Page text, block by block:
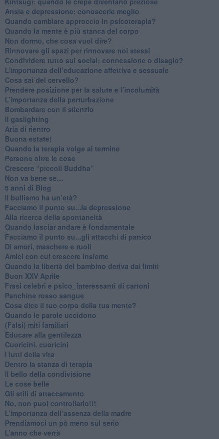
Ansia e depressione: conoscerle meglio
Quando cambiare approccio in psicoterapia?
​Quando la mente è più stanca del corpo
Non dormo, che cosa vuol dire?
​Rinnovare gli spazi per rinnovare noi stessi
​Condividere tutto sui social: connessione o disagio?
​L’importanza dell’educazione affettiva e sessuale
​Cosa sai del cervello?
Prendere posizione per la salute e l’incolumità
L’importanza della perturbazione
​Bombardare con il silenzio
Il gaslighting
Aria di rientro
Buona estate!
​Quando la terapia volge al termine
​Persone oltre le cose
​Crescere “piccoli Buddha”
Non va bene se…
​5 anni di Blog
​Il bullismo ha un’età?
Facciamo il punto su...la depressione
​Alla ricerca della spontaneità
​Quando lasciar andare è fondamentale
Facciamo il punto su...gli attacchi di panico
Di amori, maschere e ruoli
​Amici con cui crescere insieme
​Quando la libertà del bambino deriva dai limiti
Buon XXV Aprile
​Frasi celebri e psico_interessanti di cartoni
​Panchine rosso sangue
​Cosa dice il tuo corpo della tua mente?
​Quando le parole uccidono
​(Falsi) miti familiari
​Educare alla gentilezza
​Cuoricini, cuoricini
I lutti della vita
​Dentro la stanza di terapia
​Il bello della condivisione
Le cose belle
​Gli stili di attaccamento
No, non puoi controllarlo!!!
​L’importanza dell’assenza della madre
​Prendiamoci un pò meno sul serio
​L’anno che verrà